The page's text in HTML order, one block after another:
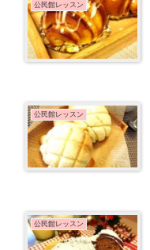
公民館レッスン
公民館レッスン
公民館レッスン